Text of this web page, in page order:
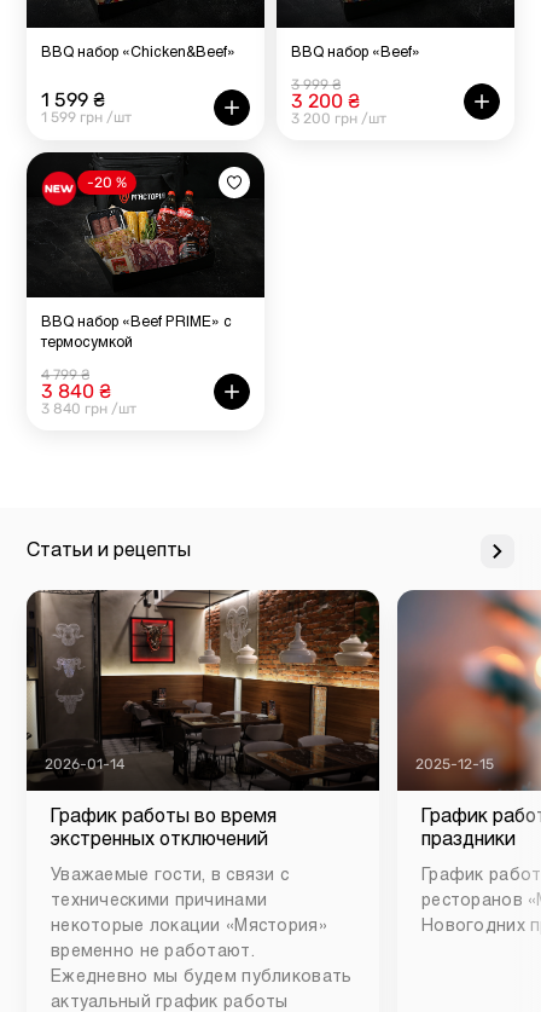
BBQ набор «Chicken&Beef»
1 599 ₴
1 599 грн /шт
BBQ набор «Beef»
3 999 ₴
3 200 ₴
3 200 грн /шт
-20 %
BBQ набор «Beef PRIME» с
термосумкой
4 799 ₴
3 840 ₴
3 840 грн /шт
Статьи и рецепты
2026-01-14
График работы во время
экстренных отключений
Уважаемые гости, в связи с
техническими причинами
некоторые локации «Мястория»
временно не работают.
Ежедневно мы будем публиковать
актуальный график работы
2025-12-15
График
праздники
График
ресторанов
Новогодних